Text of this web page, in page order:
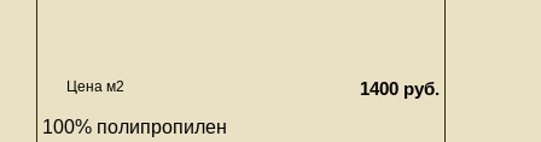
Цена м2
1400 руб.
100% полипропилен